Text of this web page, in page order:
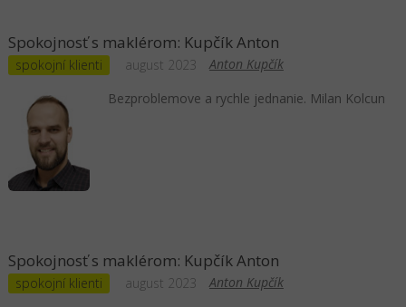
Spokojnosť s maklérom: Kupčík Anton
spokojní klienti Anton Kupčík
august 2023
Bezproblemove a rychle jednanie. Milan Kolcun
Spokojnosť s maklérom: Kupčík Anton
spokojní klienti Anton Kupčík
august 2023